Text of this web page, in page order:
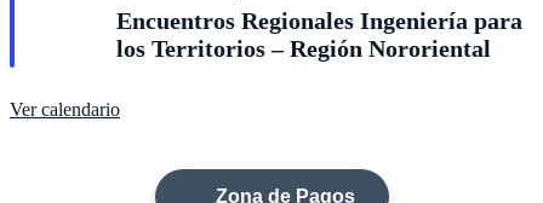
Encuentros Regionales Ingeniería para
los Territorios – Región Nororiental
Ver calendario
Zona de Pagos